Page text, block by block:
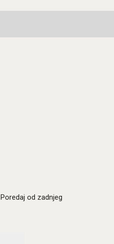
Poredaj od zadnjeg